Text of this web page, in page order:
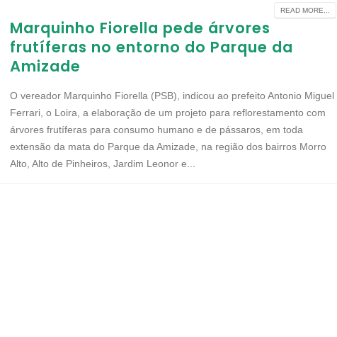
READ MORE...
Marquinho Fiorella pede árvores
frutíferas no entorno do Parque da
Amizade
O vereador Marquinho Fiorella (PSB), indicou ao prefeito Antonio Miguel
Ferrari, o Loira, a elaboração de um projeto para reflorestamento com
árvores frutíferas para consumo humano e de pássaros, em toda
extensão da mata do Parque da Amizade, na região dos bairros Morro
Alto, Alto de Pinheiros, Jardim Leonor e...